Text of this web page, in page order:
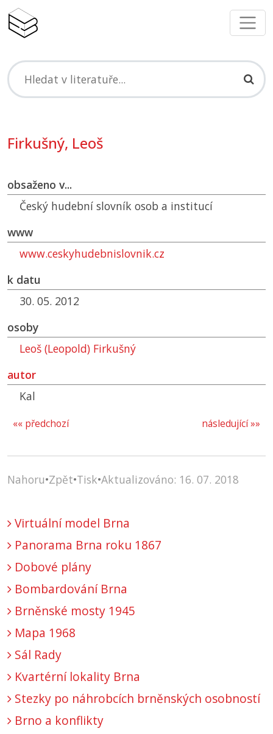
Firkušný, Leoš
obsaženo v...
Český hudební slovník osob a institucí
www
www.ceskyhudebnislovnik.cz
k datu
30. 05. 2012
osoby
Leoš (Leopold) Firkušný
autor
Kal
následující »»
«« předchozí
Nahoru•Zpět•Tisk•Aktualizováno: 16. 07. 2018
Virtuální model Brna
Panorama Brna roku 1867
Dobové plány
Bombardování Brna
Brněnské mosty 1945
Mapa 1968
Sál Rady
Kvartérní lokality Brna
Stezky po náhrobcích brněnských osobností
Brno a konflikty